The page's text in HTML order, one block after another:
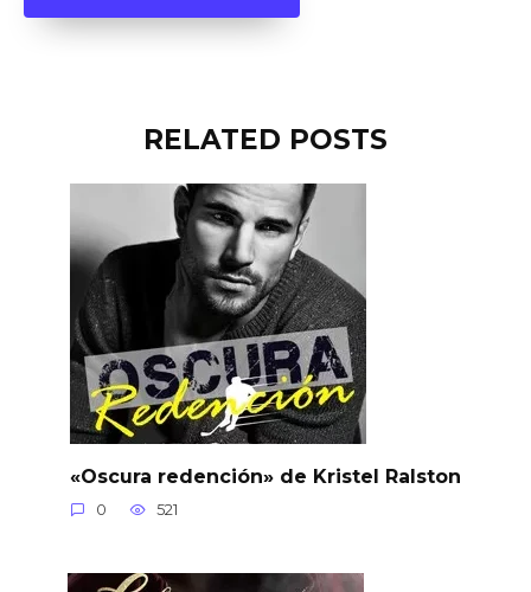
RELATED POSTS
«Oscura redención» de Kristel Ralston
0 521